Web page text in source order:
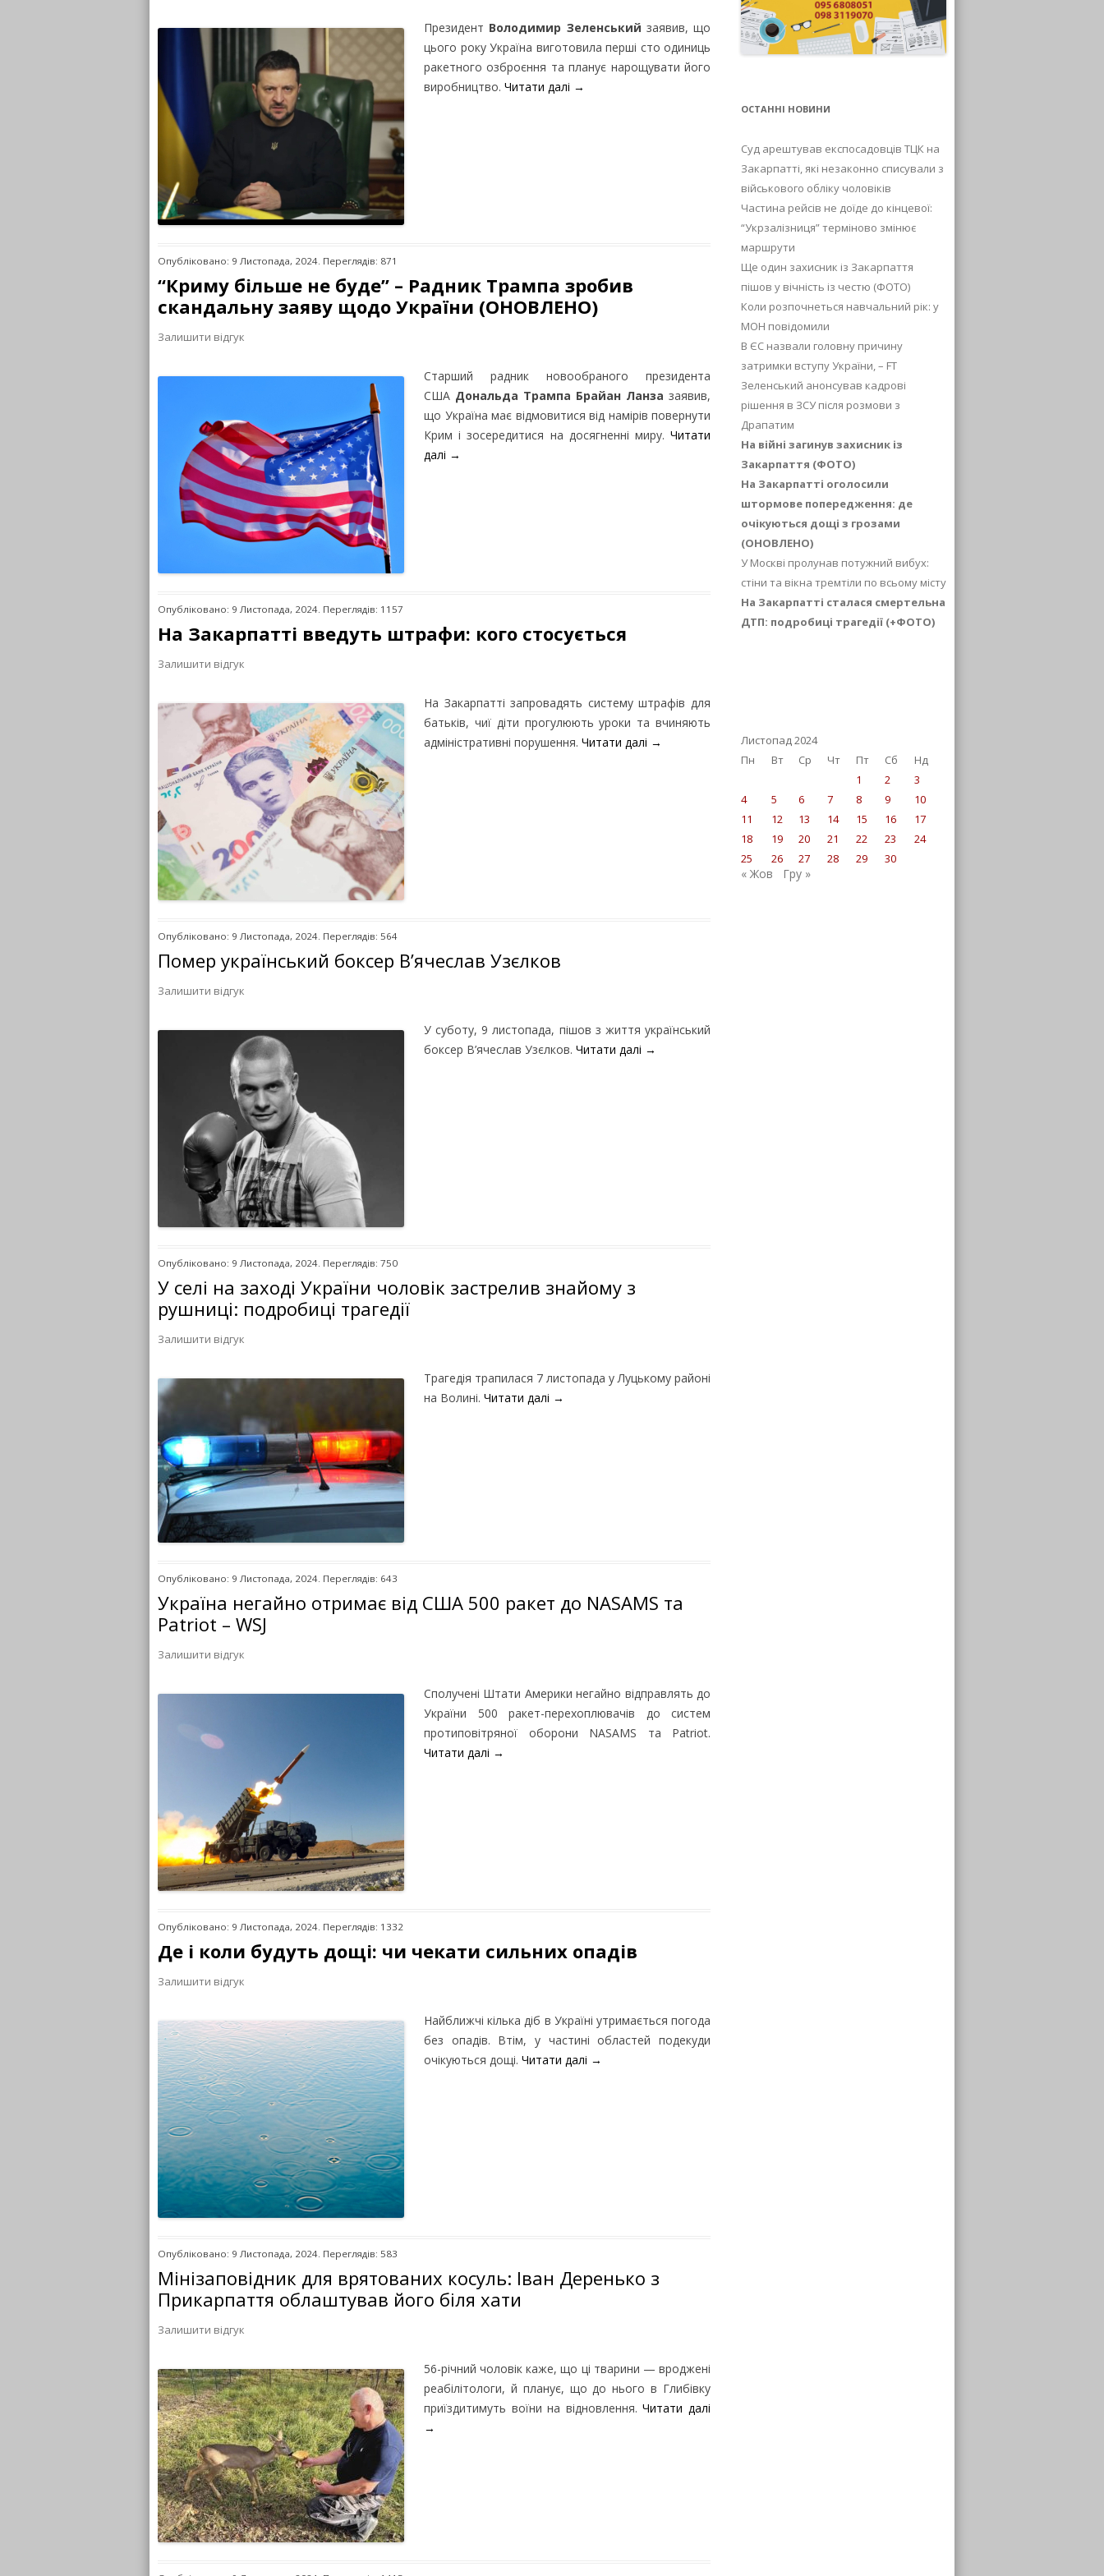
Президент Володимир Зеленський заявив, що
цього року Україна виготовила перші сто одиниць
ракетного озброєння та планує нарощувати його
виробництво. Читати далі →
Опубліковано: 9 Листопада, 2024. Переглядів: 871
“Криму більше не буде” – Радник Трампа зробив
скандальну заяву щодо України (ОНОВЛЕНО)
Залишити відгук
Старший радник новообраного президента
США Дональда Трампа Брайан Ланза заявив,
що Україна має відмовитися від намірів повернути
Крим і зосередитися на досягненні миру. Читати
далі →
Опубліковано: 9 Листопада, 2024. Переглядів: 1157
На Закарпатті введуть штрафи: кого стосується
Залишити відгук
На Закарпатті запровадять систему штрафів для
батьків, чиї діти прогулюють уроки та вчиняють
адміністративні порушення. Читати далі →
Опубліковано: 9 Листопада, 2024. Переглядів: 564
Помер український боксер В’ячеслав Узєлков
Залишити відгук
У суботу, 9 листопада, пішов з життя український
боксер В’ячеслав Узєлков. Читати далі →
Опубліковано: 9 Листопада, 2024. Переглядів: 750
У селі на заході України чоловік застрелив знайому з
рушниці: подробиці трагедії
Залишити відгук
Трагедія трапилася 7 листопада у Луцькому районі
на Волині. Читати далі →
Опубліковано: 9 Листопада, 2024. Переглядів: 643
Україна негайно отримає від США 500 ракет до NASAMS та
Patriot – WSJ
Залишити відгук
Сполучені Штати Америки негайно відправлять до
України 500 ракет-перехоплювачів до систем
протиповітряної оборони NASAMS та Patriot.
Читати далі →
Опубліковано: 9 Листопада, 2024. Переглядів: 1332
Де і коли будуть дощі: чи чекати сильних опадів
Залишити відгук
Найближчі кілька діб в Україні утримається погода
без опадів. Втім, у частині областей подекуди
очікуються дощі. Читати далі →
Опубліковано: 9 Листопада, 2024. Переглядів: 583
Мінізаповідник для врятованих косуль: Іван Деренько з
Прикарпаття облаштував його біля хати
Залишити відгук
56-річний чоловік каже, що ці тварини — вроджені
реабілітологи, й планує, що до нього в Глибівку
приїздитимуть воїни на відновлення.Читати далі
→
ОСТАННІ НОВИНИ
Суд арештував експосадовців ТЦК на
Закарпатті, які незаконно списували з
військового обліку чоловіків
Частина рейсів не доїде до кінцевої:
“Укрзалізниця” терміново змінює
маршрути
Ще один захисник із Закарпаття
пішов у вічність із честю (ФОТО)
Коли розпочнеться навчальний рік: у
МОН повідомили
В ЄС назвали головну причину
затримки вступу України, – FT
Зеленський анонсував кадрові
рішення в ЗСУ після розмови з
Драпатим
На війні загинув захисник із
Закарпаття (ФОТО)
На Закарпатті оголосили
штормове попередження: де
очікуються дощі з грозами
(ОНОВЛЕНО)
У Москві пролунав потужний вибух:
стіни та вікна тремтіли по всьому місту
На Закарпатті сталася смертельна
ДТП: подробиці трагедії (+ФОТО)
Листопад 2024
Пн
Вт Ср Чт Пт Сб
Нд
1
2
3
4
5 6 7 8 9
10
11
12 13 14 15 16
17
18
19 20 21 22 23
24
25
26 27 28 29 30
« Жов Гру »